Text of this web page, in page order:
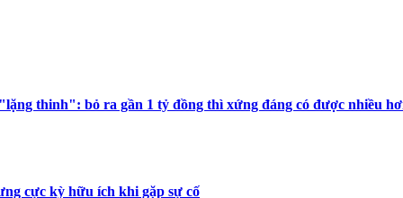
thinh": bỏ ra gần 1 tỷ đồng thì xứng đáng có được nhiều
cực kỳ hữu ích khi gặp sự cố